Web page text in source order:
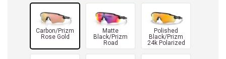
Carbon/Prizm
Rose Gold
Matte
Black/Prizm
Road
Polished
Black/Prizm
24k Polarized